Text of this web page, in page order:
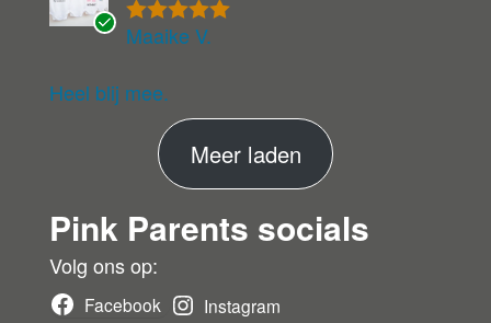
eri
r
Gewaardeer
Maaike V.
Heel blij mee.
Meer ladenM
e
e
Pink Parents socials
Volg ons op:
Facebook Instagram